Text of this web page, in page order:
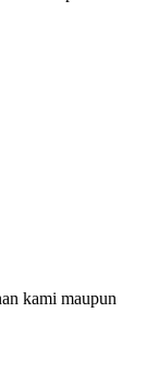
kami maupun